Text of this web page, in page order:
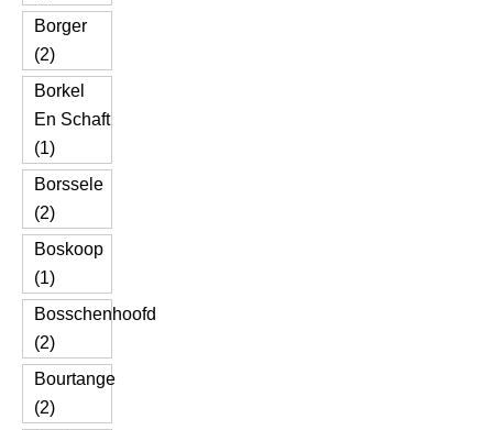
Borger
(2)
Borkel
En Schaft
(1)
Borssele
(2)
Boskoop
(1)
Bosschenhoofd
(2)
Bourtange
(2)